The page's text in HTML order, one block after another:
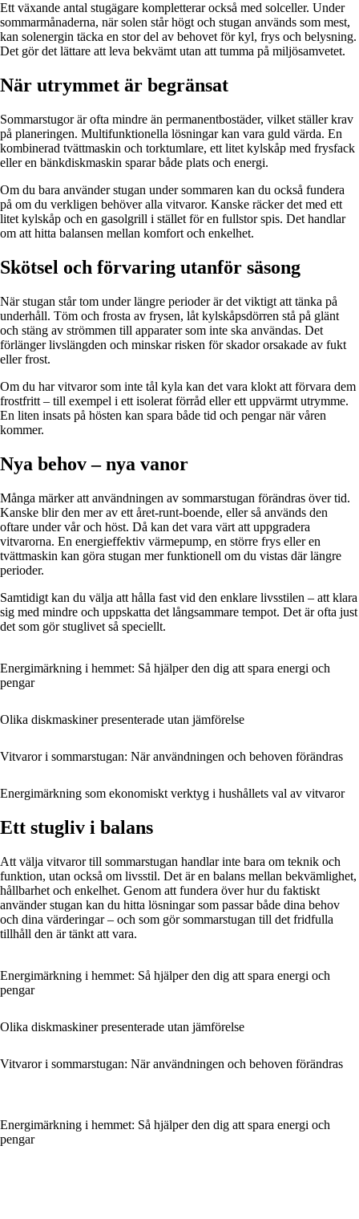
Ett växande antal stugägare kompletterar också med solceller. Under
sommarmånaderna, när solen står högt och stugan används som mest,
kan solenergin täcka en stor del av behovet för kyl, frys och belysning.
Det gör det lättare att leva bekvämt utan att tumma på miljösamvetet.
När utrymmet är begränsat
Sommarstugor är ofta mindre än permanentbostäder, vilket ställer krav
på planeringen. Multifunktionella lösningar kan vara guld värda. En
kombinerad tvättmaskin och torktumlare, ett litet kylskåp med frysfack
eller en bänkdiskmaskin sparar både plats och energi.
Om du bara använder stugan under sommaren kan du också fundera
på om du verkligen behöver alla vitvaror. Kanske räcker det med ett
litet kylskåp och en gasolgrill i stället för en fullstor spis. Det handlar
om att hitta balansen mellan komfort och enkelhet.
Skötsel och förvaring utanför säsong
När stugan står tom under längre perioder är det viktigt att tänka på
underhåll. Töm och frosta av frysen, låt kylskåpsdörren stå på glänt
och stäng av strömmen till apparater som inte ska användas. Det
förlänger livslängden och minskar risken för skador orsakade av fukt
eller frost.
Om du har vitvaror som inte tål kyla kan det vara klokt att förvara dem
frostfritt – till exempel i ett isolerat förråd eller ett uppvärmt utrymme.
En liten insats på hösten kan spara både tid och pengar när våren
kommer.
Nya behov – nya vanor
Många märker att användningen av sommarstugan förändras över tid.
Kanske blir den mer av ett året-runt-boende, eller så används den
oftare under vår och höst. Då kan det vara värt att uppgradera
vitvarorna. En energieffektiv värmepump, en större frys eller en
tvättmaskin kan göra stugan mer funktionell om du vistas där längre
perioder.
Samtidigt kan du välja att hålla fast vid den enklare livsstilen – att klara
sig med mindre och uppskatta det långsammare tempot. Det är ofta just
det som gör stuglivet så speciellt.
Energimärkning i hemmet: Så hjälper den dig att spara energi och
pengar
Olika diskmaskiner presenterade utan jämförelse
Vitvaror i sommarstugan: När användningen och behoven förändras
Energimärkning som ekonomiskt verktyg i hushållets val av vitvaror
Ett stugliv i balans
Att välja vitvaror till sommarstugan handlar inte bara om teknik och
funktion, utan också om livsstil. Det är en balans mellan bekvämlighet,
hållbarhet och enkelhet. Genom att fundera över hur du faktiskt
använder stugan kan du hitta lösningar som passar både dina behov
och dina värderingar – och som gör sommarstugan till det fridfulla
tillhåll den är tänkt att vara.
Energimärkning i hemmet: Så hjälper den dig att spara energi och
pengar
Olika diskmaskiner presenterade utan jämförelse
Vitvaror i sommarstugan: När användningen och behoven förändras
Energimärkning i hemmet: Så hjälper den dig att spara energi och
pengar